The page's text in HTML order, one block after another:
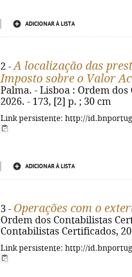
ADICIONAR À LISTA
2 -A localização das
Imposto sobre o Valor
Palma. - Lisboa : Ordem
2026. - 173, [2] p. ; 30 cm
Link persistente: http://
ADICIONAR À LISTA
3 - Operações com o
Ordem dos Contabilistas
Contabilistas Certificados,
Link persistente: http://